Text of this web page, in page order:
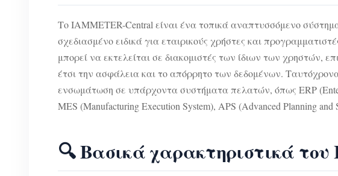
Το IAMMETER-Central είναι ένα τοπικά αναπτυσσόμενο
σχεδιασμένο ειδικά για εταιρικούς χρήστες και
μπορεί να εκτελείται σε διακομιστές των ίδιων των χρηστών,
έτσι την ασφάλεια και το απόρρητο των δεδομένων.
ενσωμάτωση σε υπάρχοντα συστήματα πελατών, όπως ERP
MES (Manufacturing Execution System), APS (Advanced Planning and
🔍 Βασικά χαρακτηριστικά